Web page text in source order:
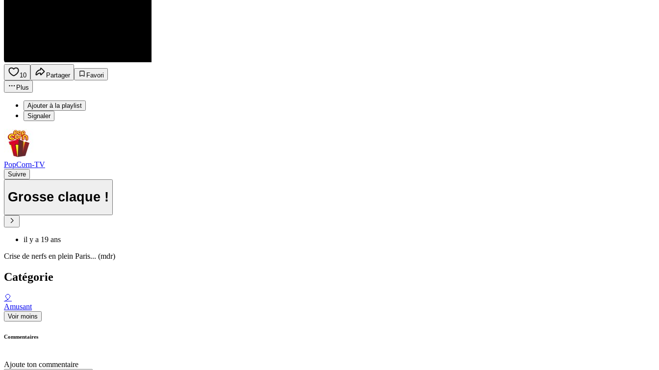
10 Partager
Favori
Plus
Ajouter à la playlist
Signaler
PopCorn-TV
Suivre
Grosse claque !
il y a 19 ans
Crise de nerfs en plein Paris... (mdr)
Catégorie
🎈
Amusant
Voir moins
Commentaires
Ajoute ton commentaire